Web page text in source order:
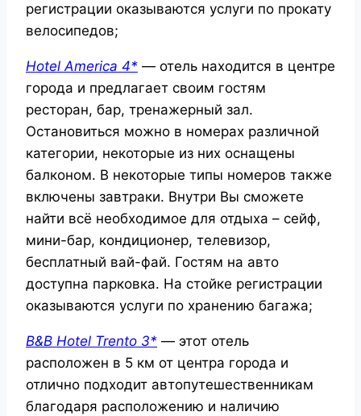
регистрации оказываются услуги по прокату
велосипедов;
HotelAmerica 4* — отель находится в центре
города и предлагает своим гостям
ресторан, бар, тренажерный зал.
Остановиться можно в номерах различной
категории, некоторые из них оснащены
балконом. В некоторые типы номеров также
включены завтраки. Внутри Вы сможете
найти всё необходимое для отдыха – сейф,
мини-бар, кондиционер, телевизор,
бесплатный вай-фай. Гостям на авто
доступна парковка. На стойке регистрации
оказываются услуги по хранению багажа;
B&B Hotel Trento 3* — этот отель
расположен в 5 км от центра города и
отлично подходит автопутешественникам
благодаря расположению и наличию